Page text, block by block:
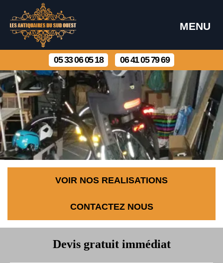
MENU
05 33 06 05 18 06 41 05 79 69
VOIR NOS REALISATIONS
CONTACTEZ NOUS
Devis gratuit immédiat